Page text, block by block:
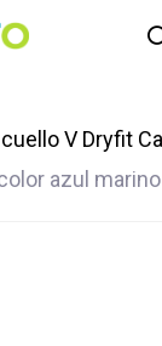
V Dryfit
azul